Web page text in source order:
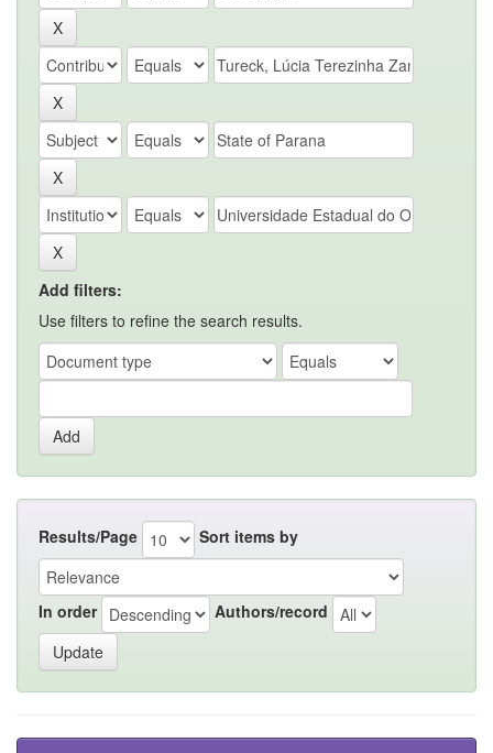
Add filters:
Use filters to refine the search results.
Results/Page Sort items by
In order Authors/record